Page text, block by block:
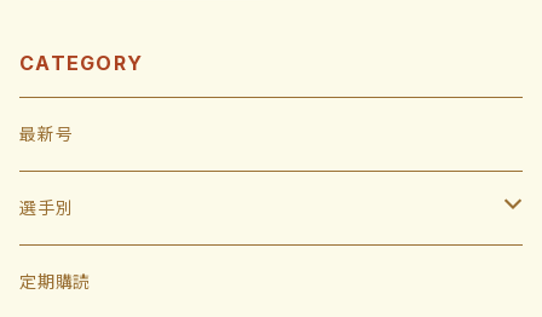
CATEGORY
最新号
選手別
投手
定期購読